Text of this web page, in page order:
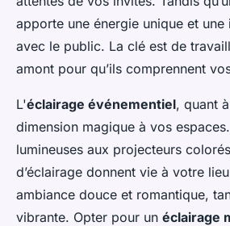
apporte une énergie unique et
avec le public. La clé est de
amont pour qu’ils comprennent
L'éclairage événementiel, quant
dimension magique à vos
lumineuses aux projecteurs
d’éclairage donnent vie à votre
ambiance douce et romantique,
vibrante. Opter pour un éclairage